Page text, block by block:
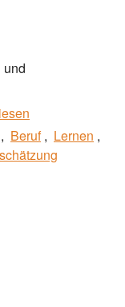
und
Beruf
Lernen